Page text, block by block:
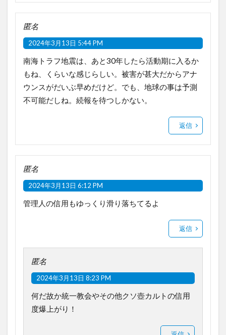
匿名
2024年3月13日 5:44 PM
南海トラフ地震は、あと30年したら活動期に入るか
もね、くらいな感じらしい。被害が甚大だからアナ
ウンスがだいぶ早めだけど。でも、地球の事は予測
不可能だしね。続報を待つしかない。
返信
匿名
2024年3月13日 6:12 PM
管理人の信用もゆっくり滑り落ちてるよ
返信
匿名
2024年3月13日 8:23 PM
何だ故か統一教会やその他クソ壺カルトの信用
度爆上がり！